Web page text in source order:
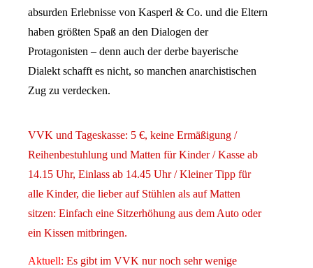
absurden Erlebnisse von Kasperl & Co. und die Eltern
haben größten Spaß an den Dialogen der
Protagonisten – denn auch der derbe bayerische
Dialekt schafft es nicht, so manchen anarchistischen
Zug zu verdecken.
VVK und Tageskasse: 5 €, keine Ermäßigung /
Reihenbestuhlung und Matten für Kinder / Kasse ab
14.15 Uhr, Einlass ab 14.45 Uhr / Kleiner Tipp für
alle Kinder, die lieber auf Stühlen als auf Matten
sitzen: Einfach eine Sitzerhöhung aus dem Auto oder
ein Kissen mitbringen.
Aktuell: Es gibt im VVK nur noch sehr wenige